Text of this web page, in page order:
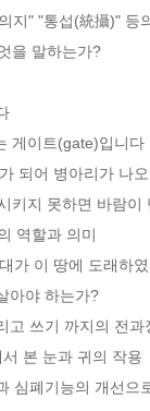
지" "통섭(統攝)" 등
을 말하는가?
게이트(gate)입니다
되어 병아리가 나
키지 못하면 바람
역할과 의미
가 이 땅에 도래하
아야 하는가?
고 쓰기 까지의 전
서 본 눈과 귀의 작용
심폐기능의 개선